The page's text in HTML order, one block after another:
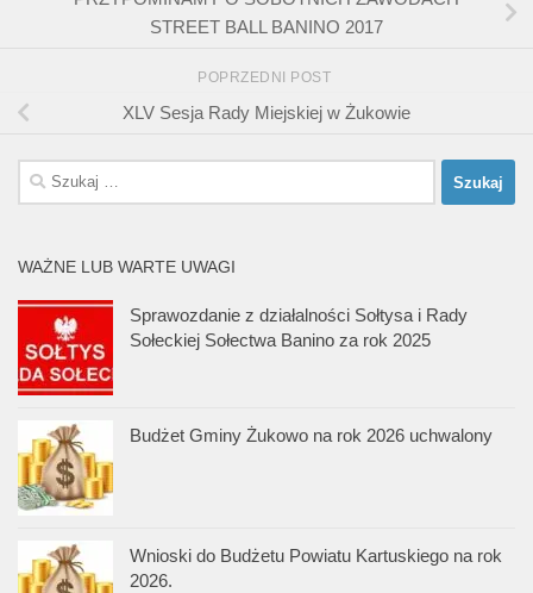
STREET BALL BANINO 2017
POPRZEDNI POST
XLV Sesja Rady Miejskiej w Żukowie
Szukaj:
WAŻNE LUB WARTE UWAGI
Sprawozdanie z działalności Sołtysa i Rady
Sołeckiej Sołectwa Banino za rok 2025
Budżet Gminy Żukowo na rok 2026 uchwalony
Wnioski do Budżetu Powiatu Kartuskiego na rok
2026.